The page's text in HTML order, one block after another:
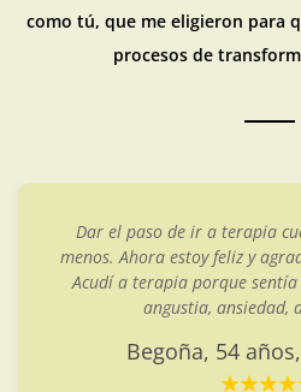
como tú, que me eligieron para
procesos de
Quise acudir a terapia por
infancia. Sabía que habían
que me afectaban y limitaban
Cristina por ser especialista
Cristina, 27